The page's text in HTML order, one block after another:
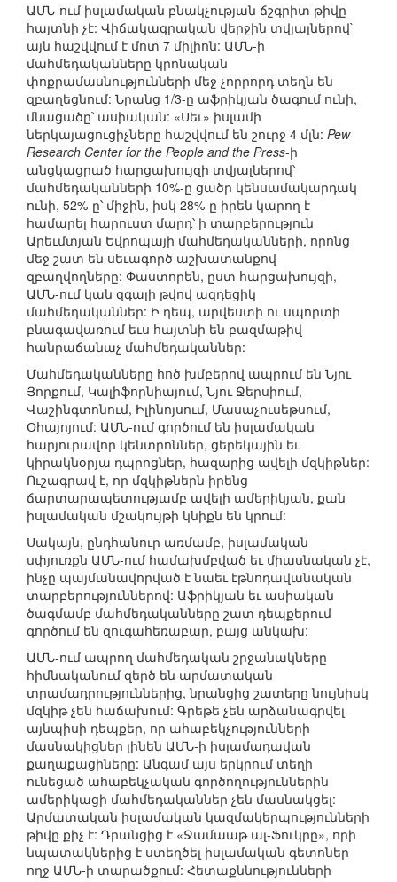
ԱՄՆ-ում իսլամական բնակչության ճշգրիտ թիվը
հայտնի չէ: Վիճակագրական վերջին տվյալներով`
այն հաշվվում է մոտ 7 միլիոն: ԱՄՆ-ի
մահմեդականները կրոնական
փոքրամասնությունների մեջ չորրորդ տեղն են
զբաղեցնում: Նրանց 1/3-ը աֆրիկյան ծագում ունի,
մնացածը՝ ասիական: «Սեւ» իսլամի
ներկայացուցիչները հաշվվում են շուրջ 4 մլն: Pew
Research Center for the People and the Press-ի
անցկացրած հարցախույզի տվյալներով՝
մահմեդականների 10%-ը ցածր կենսամակարդակ
ունի, 52%-ը՝ միջին, իսկ 28%-ը իրեն կարող է
համարել հարուստ մարդ՝ ի տարբերություն
Արեւմտյան Եվրոպայի մահմեդականների, որոնց
մեջ շատ են սեւագործ աշխատանքով
զբաղվողները: Փաստորեն, ըստ հարցախույզի,
ԱՄՆ-ում կան զգալի թվով ազդեցիկ
մահմեդականներ: Ի դեպ, արվեստի ու սպորտի
բնագավառում եւս հայտնի են բազմաթիվ
հանրաճանաչ մահմեդականներ:
Մահմեդականները հոծ խմբերով ապրում են Նյու
Յորքում, Կալիֆորնիայում, Նյու Ջերսիում,
Վաշինգտոնում, Իլինոյսում, Մասաչուսեթսում,
Օհայոյում: ԱՄՆ-ում գործում են իսլամական
հարյուրավոր կենտրոններ, ցերեկային եւ
կիրակնօրյա դպրոցներ, հազարից ավելի մզկիթներ:
Ուշագրավ է, որ մզկիթներն իրենց
ճարտարապետությամբ ավելի ամերիկյան, քան
իսլամական մշակույթի կնիքն են կրում:
Սակայն, ընդհանուր առմամբ, իսլամական
սփյուռքն ԱՄՆ-ում համախմբված եւ միասնական չէ,
ինչը պայմանավորված է նաեւ էթնոդավանական
տարբերություններով: Աֆրիկյան եւ ասիական
ծագմամբ մահմեդականները շատ դեպքերում
գործում են զուգահեռաբար, բայց անկախ:
ԱՄՆ-ում ապրող մահմեդական շրջանակները
հիմնականում զերծ են արմատական
տրամադրություններից, նրանցից շատերը նույնիսկ
մզկիթ չեն հաճախում: Գրեթե չեն արձանագրվել
այնպիսի դեպքեր, որ ահաբեկչությունների
մասնակիցներ լինեն ԱՄՆ-ի իսլամադավան
քաղաքացիները: Անգամ այս երկրում տեղի
ունեցած ահաբեկչական գործողություններին
ամերիկացի մահմեդականներ չեն մասնակցել:
Արմատական իսլամական կազմակերպությունների
թիվը քիչ է: Դրանցից է «Ջամաաթ ալ-Ֆուկրը», որի
նպատակներից է ստեղծել իսլամական գետոներ
ողջ ԱՄՆ-ի տարածքում: Հետաքննությունների